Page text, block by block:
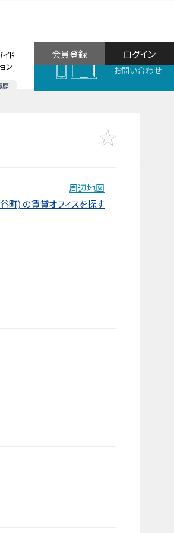
ン
歴
ド
お問い合わせ
ログイン
会員登録
周辺地図
町) の賃貸オフィスを探す